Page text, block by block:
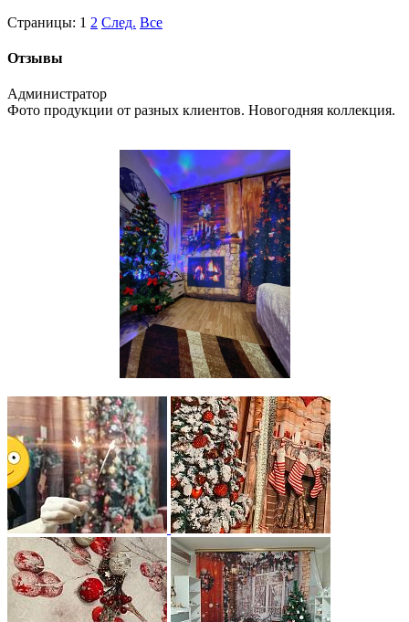
Страницы: 1 2 След. Все
Отзывы
Администратор
Фото продукции от разных клиентов. Новогодняя коллекция.